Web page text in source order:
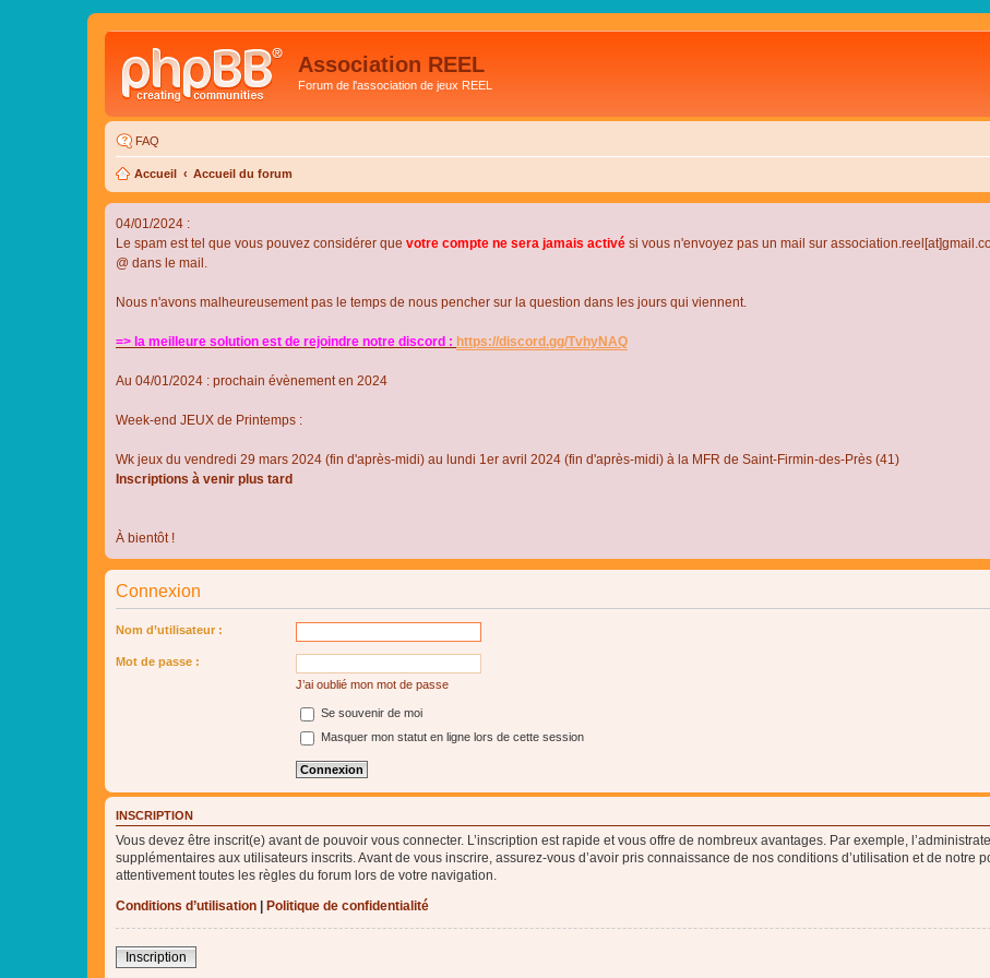
Association REEL
Forum de l'association de jeux REEL
FAQ
Accueil Accueil du forum
04/01/2024 :
Le spam est tel que vous pouvez considérer que votre compte ne sera jamais activé si vous n'envoyez pas un mail sur
@ dans le mail.
Nous n'avons malheureusement pas le temps de nous pencher sur la question dans les jours qui viennent.
=> la meilleure solution est de rejoindre notre discord : https://discord.gg/TvhyNAQ
Au 04/01/2024 : prochain évènement en 2024
Week-end JEUX de Printemps :
Wk jeux du vendredi 29 mars 2024 (fin d'après-midi) au lundi 1er avril 2024 (fin d'après-midi) à la MFR de Saint-Firmin-des-Près (41)
Inscriptions à venir plus tard
À bientôt !
Connexion
Nom d’utilisateur :
Mot de passe :
J’ai oublié mon mot de passe
Se souvenir de moi
Masquer mon statut en ligne lors de cette session
INSCRIPTION
Vous devez être inscrit(e) avant de pouvoir vous connecter. L’inscription est rapide et vous offre de nombreux avantages. Par exemple,
supplémentaires aux utilisateurs inscrits. Avant de vous inscrire, assurez-vous d’avoir pris connaissance de nos conditions d’utilisation et de notre
attentivement toutes les règles du forum lors de votre navigation.
Conditions d’utilisation
Politique de confidentialité
Inscription